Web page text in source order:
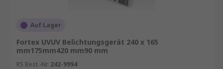
Auf Lager
Fortex UVUV Belichtungsgerät 240 x 165
mm175mm420 mm90 mm
RS Best.-Nr. 242-9994